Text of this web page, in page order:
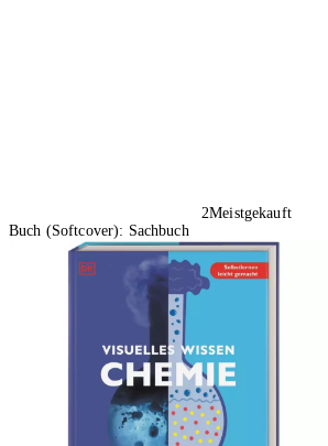
2Meistgekauft
Buch (Softcover): Sachbuch